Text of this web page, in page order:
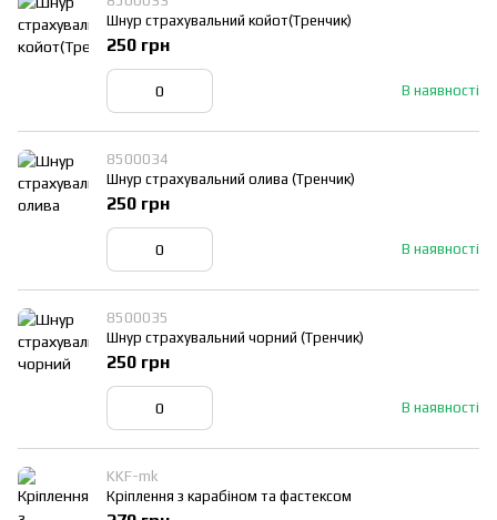
Шнур страхувальний койот(Тренчик)
В наявності
250 грн
8500034
Шнур страхувальний олива (Тренчик)
В наявності
250 грн
8500035
Шнур страхувальний чорний (Тренчик)
В наявності
250 грн
KKF-mk
Кріплення з карабіном та фастексом